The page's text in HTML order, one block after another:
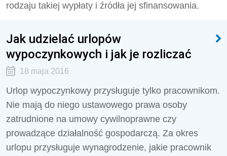
rodzaju takiej wypłaty i źródła jej sfinansowania.
Jak udzielać urlopów
wypoczynkowych i jak je rozliczać
18 maja 2016
Urlop wypoczynkowy przysługuje tylko pracownikom.
Nie mają do niego ustawowego prawa osoby
zatrudnione na umowy cywilnoprawne czy
prowadzące działalność gospodarczą. Za okres
urlopu przysługuje wynagrodzenie, jakie pracownik